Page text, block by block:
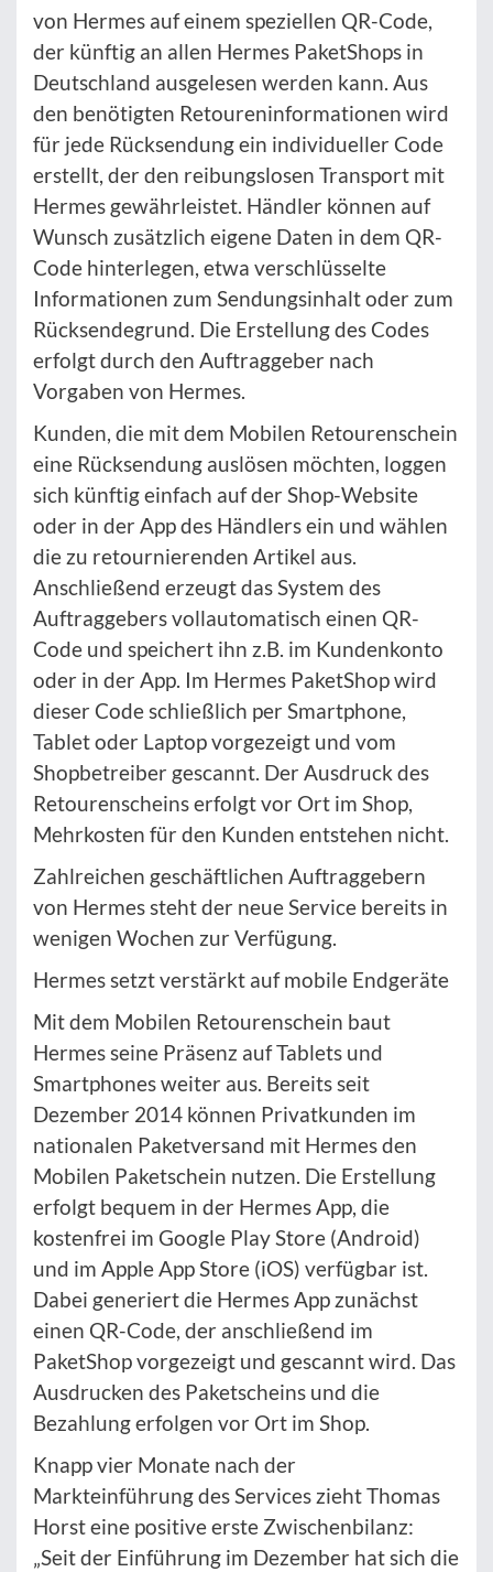
von Hermes auf einem speziellen QR-Code,
der künftig an allen Hermes PaketShops in
Deutschland ausgelesen werden kann. Aus
den benötigten Retoureninformationen wird
für jede Rücksendung ein individueller Code
erstellt, der den reibungslosen Transport mit
Hermes gewährleistet. Händler können auf
Wunsch zusätzlich eigene Daten in dem QR-
Code hinterlegen, etwa verschlüsselte
Informationen zum Sendungsinhalt oder zum
Rücksendegrund. Die Erstellung des Codes
erfolgt durch den Auftraggeber nach
Vorgaben von Hermes.
Kunden, die mit dem Mobilen Retourenschein
eine Rücksendung auslösen möchten, loggen
sich künftig einfach auf der Shop-Website
oder in der App des Händlers ein und wählen
die zu retournierenden Artikel aus.
Anschließend erzeugt das System des
Auftraggebers vollautomatisch einen QR-
Code und speichert ihn z.B. im Kundenkonto
oder in der App. Im Hermes PaketShop wird
dieser Code schließlich per Smartphone,
Tablet oder Laptop vorgezeigt und vom
Shopbetreiber gescannt. Der Ausdruck des
Retourenscheins erfolgt vor Ort im Shop,
Mehrkosten für den Kunden entstehen nicht.
Zahlreichen geschäftlichen Auftraggebern
von Hermes steht der neue Service bereits in
wenigen Wochen zur Verfügung.
Hermes setzt verstärkt auf mobile Endgeräte
Mit dem Mobilen Retourenschein baut
Hermes seine Präsenz auf Tablets und
Smartphones weiter aus. Bereits seit
Dezember 2014 können Privatkunden im
nationalen Paketversand mit Hermes den
Mobilen Paketschein nutzen. Die Erstellung
erfolgt bequem in der Hermes App, die
kostenfrei im Google Play Store (Android)
und im Apple App Store (iOS) verfügbar ist.
Dabei generiert die Hermes App zunächst
einen QR-Code, der anschließend im
PaketShop vorgezeigt und gescannt wird. Das
Ausdrucken des Paketscheins und die
Bezahlung erfolgen vor Ort im Shop.
Knapp vier Monate nach der
Markteinführung des Services zieht Thomas
Horst eine positive erste Zwischenbilanz:
„Seit der Einführung im Dezember hat sich die